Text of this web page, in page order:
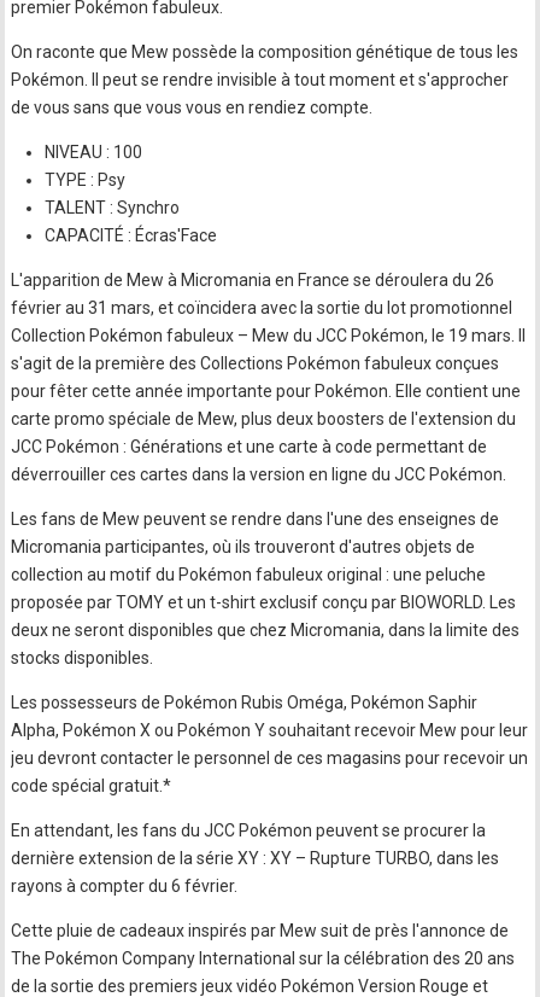
premier Pokémon fabuleux.
On raconte que Mew possède la composition génétique de tous les
Pokémon. Il peut se rendre invisible à tout moment et s'approcher
de vous sans que vous vous en rendiez compte.
NIVEAU : 100
TYPE : Psy
TALENT : Synchro
CAPACITÉ : Écras'Face
L'apparition de Mew à Micromania en France se déroulera du 26
février au 31 mars, et coïncidera avec la sortie du lot promotionnel
Collection Pokémon fabuleux – Mew du JCC Pokémon, le 19 mars. Il
s'agit de la première des Collections Pokémon fabuleux conçues
pour fêter cette année importante pour Pokémon. Elle contient une
carte promo spéciale de Mew, plus deux boosters de l'extension du
JCC Pokémon : Générations et une carte à code permettant de
déverrouiller ces cartes dans la version en ligne du JCC Pokémon.
Les fans de Mew peuvent se rendre dans l'une des enseignes de
Micromania participantes, où ils trouveront d'autres objets de
collection au motif du Pokémon fabuleux original : une peluche
proposée par TOMY et un t-shirt exclusif conçu par BIOWORLD. Les
deux ne seront disponibles que chez Micromania, dans la limite des
stocks disponibles.
Les possesseurs de Pokémon Rubis Oméga, Pokémon Saphir
Alpha, Pokémon X ou Pokémon Y souhaitant recevoir Mew pour leur
jeu devront contacter le personnel de ces magasins pour recevoir un
code spécial gratuit.*
En attendant, les fans du JCC Pokémon peuvent se procurer la
dernière extension de la série XY : XY – Rupture TURBO, dans les
rayons à compter du 6 février.
Cette pluie de cadeaux inspirés par Mew suit de près l'annonce de
The Pokémon Company International sur la célébration des 20 ans
de la sortie des premiers jeux vidéo Pokémon Version Rouge et